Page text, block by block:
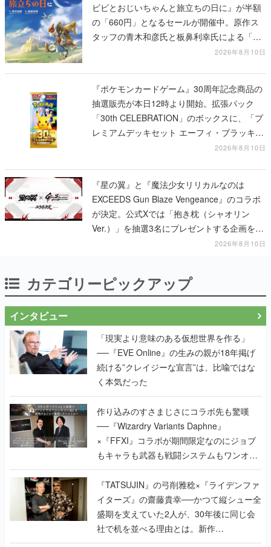
ビビとおじいちゃんと旅立ちの日に』が半額
の「660円」となるセールが開催中。原作ス
タッフの青木和彦氏と板鼻利幸氏による「ビ
2026年8月10日
『ポケモンカードゲーム』30周年記念商品の
抽選販売が本日12時より開始。拡張パック
「30th CELEBRATION」のボックスに、「プ
レミアムデッキセット エーフィ・ブラッキ
ー」「FUTURISTIC BOX」の計3商品2026年8月10日
『星の翼』と『魔法少女リリカルなのは
EXCEEDS Gun Blaze Vengeance』のコラボ
が決定。公式Xでは「抱き枕（シャオリン
Ver.）」を抽選3名にプレゼントする企画を実
2026年8月10日
カテゴリーピックアップ
インタビュー
「現実より意味のある仮想世界を作る」
──『EVE Online』の生みの親が18年掲げ
続ける”クレイジーな宣言”は、比喩ではな
く本気だった
作り込みのすさまじさにコラボ先も驚嘆
──『Wizardry Variants Daphne』
×『FFXI』コラボが期間限定なのにジョブ
もキャラも武器も戦闘システムもワンオフ
で作り込まれた理由を両ディレクターに聞
く
『TATSUJIN』の弓削雅稔×『ライデンファ
イターズ』の齋藤貴幸──かつて縦シュー全
盛期を支えていた2人が、30年後に同じ会
社で机を並べる理由とは。新作
『TATSUJIN EXTREME』で初タッグを組